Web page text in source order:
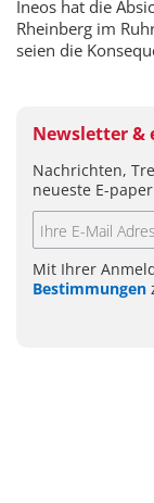
Ineos hat die
Rheinberg im
seien die
Newsletter &
Nachrichten,
neueste E-
Mit Ihrer
Bestimmungen